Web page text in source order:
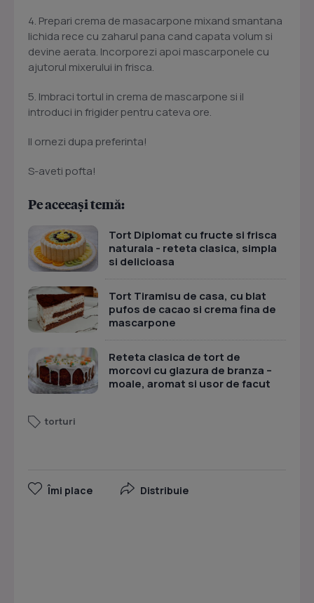
4. Prepari crema de masacarpone mixand smantana
lichida rece cu zaharul pana cand capata volum si
devine aerata. Incorporezi apoi mascarponele cu
ajutorul mixerului in frisca.
5. Imbraci tortul in crema de mascarpone si il
introduci in frigider pentru cateva ore.
Il ornezi dupa preferinta!
S-aveti pofta!
Pe aceeași temă:
Tort Diplomat cu fructe si frisca
naturala - reteta clasica, simpla
si delicioasa
Tort Tiramisu de casa, cu blat
pufos de cacao si crema fina de
mascarpone
Reteta clasica de tort de
morcovi cu glazura de branza –
moale, aromat si usor de facut
torturi
Îmi place Distribuie